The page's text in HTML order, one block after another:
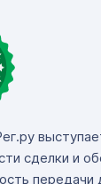
сделки и
передачи